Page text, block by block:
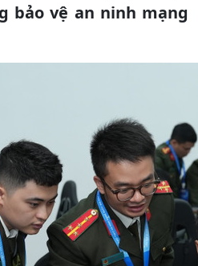
bảo vệ an ninh mạng